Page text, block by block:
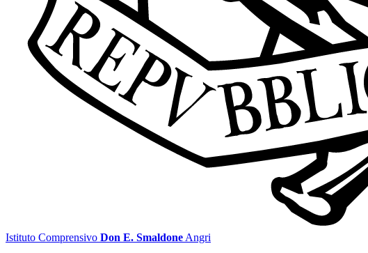
Istituto Comprensivo Don E. Smaldone Angri